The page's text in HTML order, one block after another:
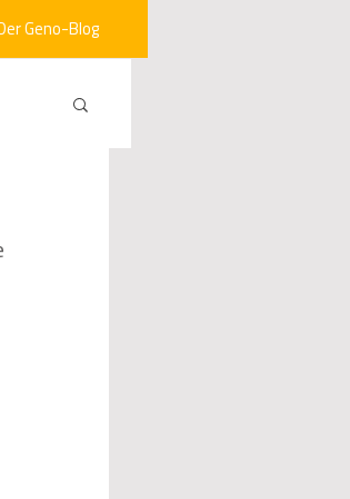
Geno-Blog